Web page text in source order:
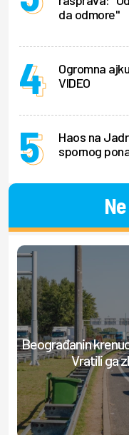
da odmore"
Ogromna
VIDEO
Haos na
spornog
Beograđanin
Vratili ga